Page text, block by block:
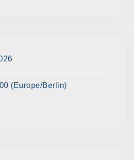
(Europe/Berlin)